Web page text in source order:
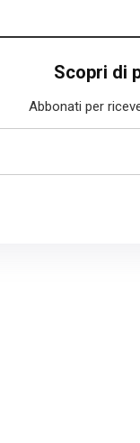
Scopri di
Abbonati per